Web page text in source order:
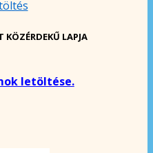
LAPJA
letöltése.